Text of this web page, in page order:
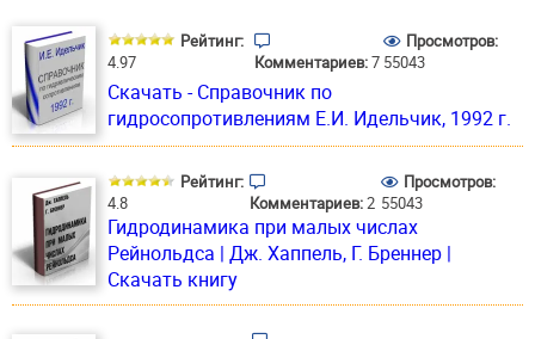
Рейтинг:
4.97
Комментариев:7
Просмотров:
55043
Скачать - Справочник по
гидросопротивлениям E.И. Идельчик, 1992 г.
Рейтинг:
4.8
Комментариев:2
Просмотров:
55043
Гидродинамика при малых числах
Рейнольдса | Дж. Хаппель, Г. Бреннер |
Скачать книгу